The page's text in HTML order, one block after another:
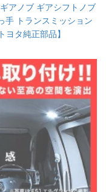
アノブ ギアシフトノブ
手 トランスミッション
タ純正部品】